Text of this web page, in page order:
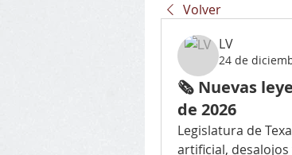
Volver
LV
24 de
🗞️ Nuevas
de 2026
Legislatura de
artificial, desalojos